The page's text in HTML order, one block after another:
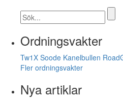
Ordningsvakter
Tw1X Soode Kanelbullen
Fler ordningsvakter
Nya artiklar